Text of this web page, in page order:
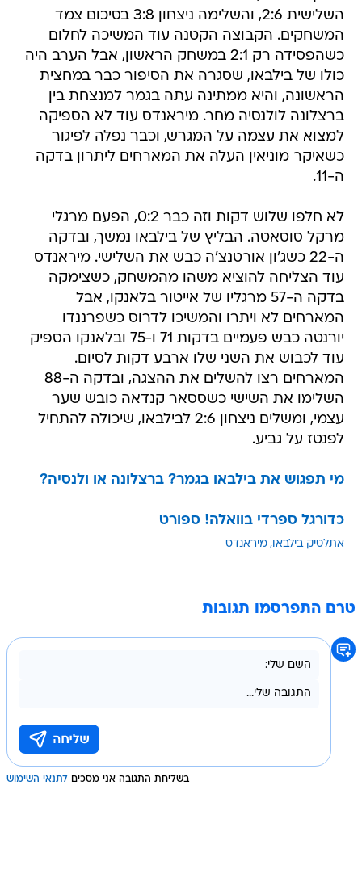
השלישית 2:6, והשלימה ניצחון 3:8 בסיכום צמד
המשחקים. הקבוצה הקטנה עוד המשיכה לחלום
כשהפסידה רק 2:1 במשחק הראשון, אבל הערב היה
כולו של בילבאו, שסגרה את הסיפור כבר במחצית
הראשונה, והיא ממתינה עתה בגמר למנצחת בין
ברצלונה לולנסיה מחר. מיראנדס עוד לא הספיקה
למצוא את עצמה על המגרש, וכבר נפלה לפיגור
כשאיקר מוניאין העלה את המארחים ליתרון בדקה
ה-11.
לא חלפו שלוש דקות וזה כבר 0:2, הפעם מרגלי
מרקל סוסאטה. הבליץ של בילבאו נמשך, ובדקה
ה-22 כשג'ון אורטנצ'ה כבש את השלישי. מיראנדס
עוד הצליחה להוציא משהו מהמשחק, כשצימקה
בדקה ה-57 מרגליו של אייטור בלאנקו, אבל
המארחים לא ויתרו והמשיכו לדרוס כשפרננדו
יורנטה כבש פעמיים בדקות 71 ו-75 ובלאנקו הספיק
עוד לכבוש את השני שלו ארבע דקות לסיום.
המארחים רצו להשלים את ההצגה, ובדקה ה-88
השלימו את השישי כשססאר קנדאה כובש שער
עצמי, ומשלים ניצחון 2:6 לבילבאו, שיכולה להתחיל
לפנטז על גביע.
מי תפגוש את בילבאו בגמר? ברצלונה או ולנסיה?
כדורגל ספרדי בוואלה! ספורט
אתלטיק בילבאו מיראנדס
טרם התפרסמו תגובות
בשליחת התגובה אני מסכים לתנאי השימוש